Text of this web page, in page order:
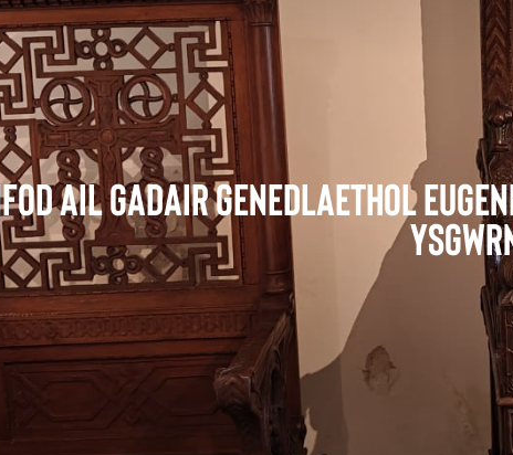
Ffilmiau a
Ail Gadair Genedlaethol